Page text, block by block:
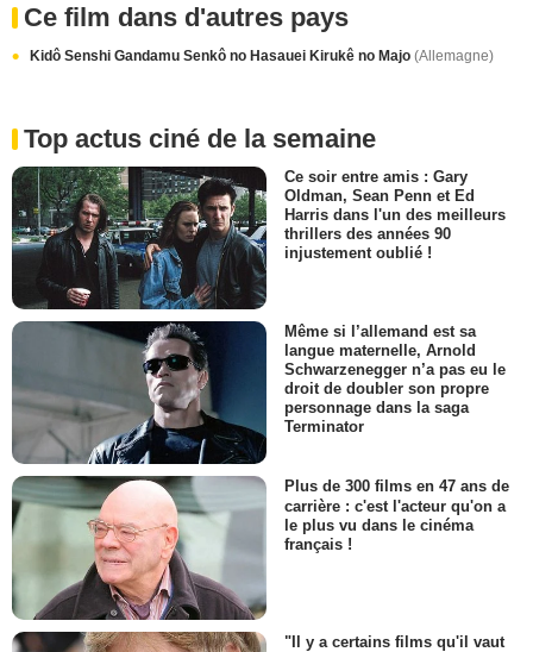
Ce film dans d'autres pays
Kidô Senshi Gandamu Senkô no Hasauei Kirukê no Majo (Allemagne)
Top actus ciné de la semaine
Ce soir entre amis : Gary
Oldman, Sean Penn et Ed
Harris dans l'un des meilleurs
thrillers des années 90
injustement oublié !
Même si l’allemand est sa
langue maternelle, Arnold
Schwarzenegger n’a pas eu le
droit de doubler son propre
personnage dans la saga
Terminator
Plus de 300 films en 47 ans de
carrière : c'est l'acteur qu'on a
le plus vu dans le cinéma
français !
"Il y a certains films qu'il vaut